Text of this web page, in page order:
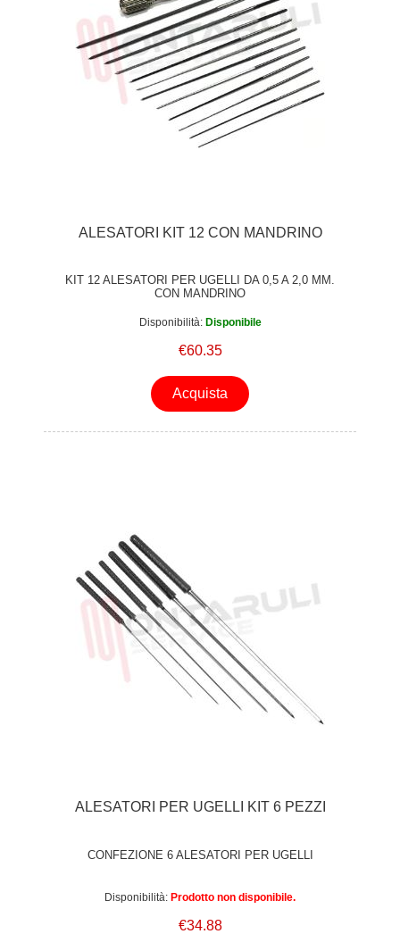
ALESATORI KIT 12 CON MANDRINO
KIT 12 ALESATORI PER UGELLI DA 0,5 A 2,0 MM.
CON MANDRINO
Disponibilità: Disponibile
€60.35
Acquista
ALESATORI PER UGELLI KIT 6 PEZZI
CONFEZIONE 6 ALESATORI PER UGELLI
Disponibilità: Prodotto non disponibile.
€34.88